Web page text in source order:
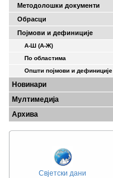
Методолошки документи
Обрасци
Појмови и дефиниције
А-Ш (A-Ж)
По областима
Општи појмови и дефиниције
Новинари
Мултимедија
Архива
Свјетски дани